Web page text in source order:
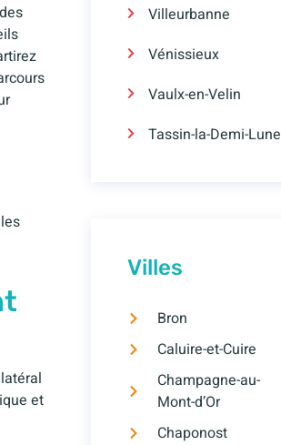
et
Villeurbanne
Vénissieux
Vaulx-en-Velin
Tassin-la-Demi-Lune
Villes
Bron
Caluire-et-Cuire
Champagne-au-
Mont-d’Or
Chaponost